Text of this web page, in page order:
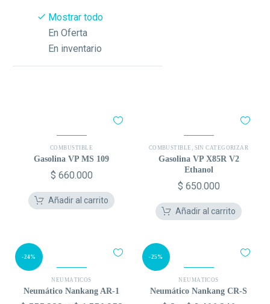
Mostrar todo
En Oferta
En inventario
COMBUSTIBLE
Gasolina VP MS 109
$ 660.000
Añadir al carrito
COMBUSTIBLE , SIN CATEGORIZAR
Gasolina VP X85R V2
Ethanol
$ 650.000
Añadir al carrito
-24%
NEUMÁTICOS
Neumático Nankang AR-1
-25%
NEUMÁTICOS
Neumático Nankang CR-S